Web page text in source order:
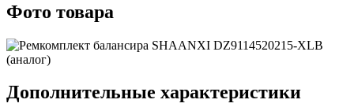
Фото товара
Дополнительные характеристики